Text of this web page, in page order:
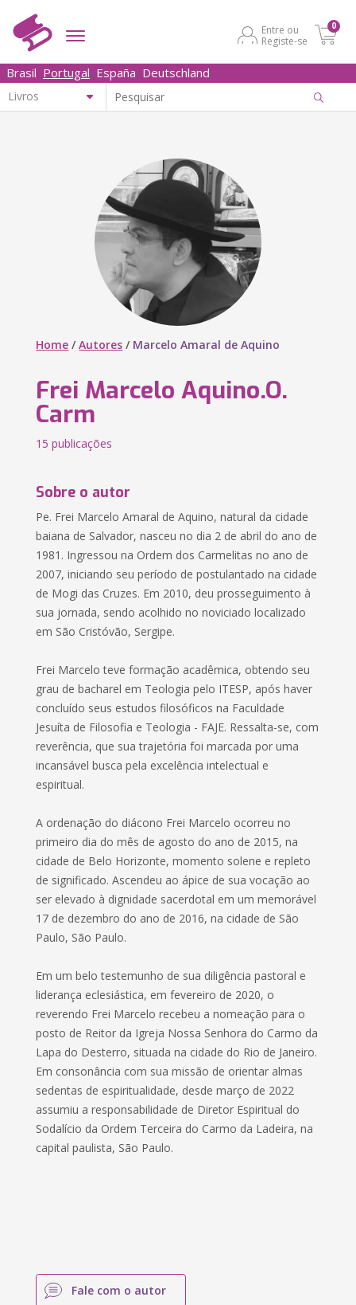
Entre ou
Registe-se
0
Brasil Portugal España Deutschland
Home /Autores / Marcelo Amaral de Aquino
Frei Marcelo Aquino.O.
Carm
15 publicações
Sobre o autor
Pe. Frei Marcelo Amaral de Aquino, natural da cidade
baiana de Salvador, nasceu no dia 2 de abril do ano de
1981. Ingressou na Ordem dos Carmelitas no ano de
2007, iniciando seu período de postulantado na cidade
de Mogi das Cruzes. Em 2010, deu prosseguimento à
sua jornada, sendo acolhido no noviciado localizado
em São Cristóvão, Sergipe.
Frei Marcelo teve formação acadêmica, obtendo seu
grau de bacharel em Teologia pelo ITESP, após haver
concluído seus estudos filosóficos na Faculdade
Jesuíta de Filosofia e Teologia - FAJE. Ressalta-se, com
reverência, que sua trajetória foi marcada por uma
incansável busca pela excelência intelectual e
espiritual.
A ordenação do diácono Frei Marcelo ocorreu no
primeiro dia do mês de agosto do ano de 2015, na
cidade de Belo Horizonte, momento solene e repleto
de significado. Ascendeu ao ápice de sua vocação ao
ser elevado à dignidade sacerdotal em um memorável
17 de dezembro do ano de 2016, na cidade de São
Paulo, São Paulo.
Em um belo testemunho de sua diligência pastoral e
liderança eclesiástica, em fevereiro de 2020, o
reverendo Frei Marcelo recebeu a nomeação para o
posto de Reitor da Igreja Nossa Senhora do Carmo da
Lapa do Desterro, situada na cidade do Rio de Janeiro.
Em consonância com sua missão de orientar almas
sedentas de espiritualidade, desde março de 2022
assumiu a responsabilidade de Diretor Espiritual do
Sodalício da Ordem Terceira do Carmo da Ladeira, na
capital paulista, São Paulo.
Fale com o autor